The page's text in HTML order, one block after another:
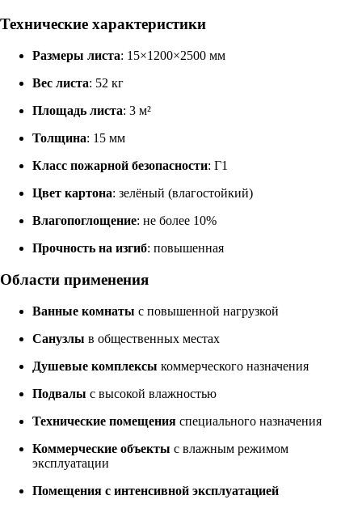
Технические характеристики
Размеры листа: 15×1200×2500 мм
Вес листа: 52 кг
Площадь листа: 3 м²
Толщина: 15 мм
Класс пожарной безопасности: Г1
Цвет картона: зелёный (влагостойкий)
Влагопоглощение: не более 10%
Прочность на изгиб: повышенная
Области применения
Ванные комнаты с повышенной нагрузкой
Санузлы в общественных местах
Душевые комплексы коммерческого назначения
Подвалы с высокой влажностью
Технические помещения специального назначения
Коммерческие объекты с влажным режимом
эксплуатации
Помещения с интенсивной эксплуатацией